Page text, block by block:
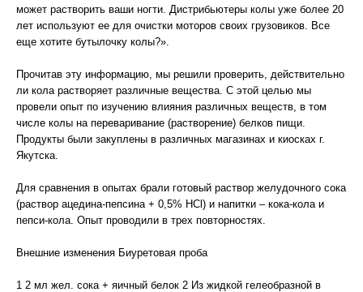
может растворить ваши ногти. Дистрибьютеры колы уже более 20
лет используют ее для очистки моторов своих грузовиков. Все
еще хотите бутылочку колы?».
Прочитав эту информацию, мы решили проверить, действительно
ли кола растворяет различные вещества. С этой целью мы
провели опыт по изучению влияния различных веществ, в том
числе колы на переваривание (растворение) белков пищи.
Продукты были закуплены в различных магазинах и киосках г.
Якутска.
Для сравнения в опытах брали готовый раствор желудочного сока
(раствор ацедина-пепсина + 0,5% HCl) и напитки – кока-кола и
пепси-кола. Опыт проводили в трех повторностях.
Внешние изменения Биуретовая проба
1 2 мл жел. сока + яичный белок 2 Из жидкой гелеобразной в